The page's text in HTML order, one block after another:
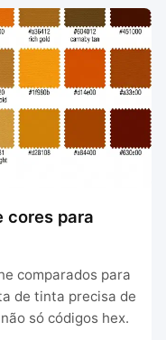
cores para
comparados para
de tinta precisa de
só códigos hex.